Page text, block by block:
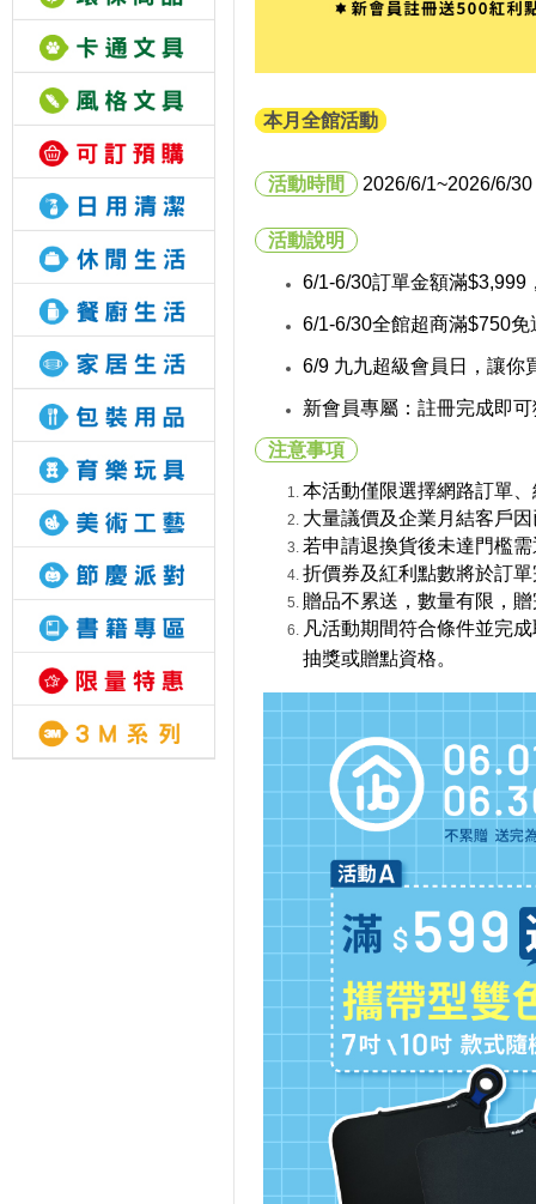
本月全館活動
活動時間 2026/6/1~2026/6/30
活動說明
6/1-6/30訂單金額滿$3,999
6/1-6/30全館超商滿$750
6/9 九九超級會員日，讓你
新會員專屬：註冊完成即
注意事項
本活動僅限選擇網路訂單
大量議價及企業月結客戶
若申請退換貨後未達門檻
折價券及紅利點數將於訂
贈品不累送，數量有限，
凡活動期間符合條件並完
抽獎或贈點資格。